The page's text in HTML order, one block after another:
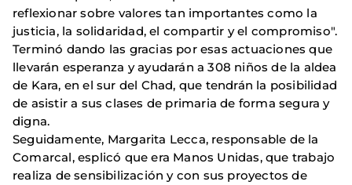
reflexionar sobre valores tan importantes como la
justicia, la solidaridad, el compartir y el compromiso".
Terminó dando las gracias por esas actuaciones que
llevarán esperanza y ayudarán a 308 niños de la aldea
de Kara, en el sur del Chad, que tendrán la posibilidad
de asistir a sus clases de primaria de forma segura y
digna.
Seguidamente, Margarita Lecca, responsable de la
Comarcal, esplicó que era Manos Unidas, que trabajo
realiza de sensibilización y con sus proyectos de